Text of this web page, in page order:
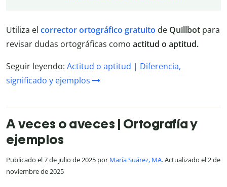
Utiliza el corrector ortográfico gratuito de Quillbot para
revisar dudas ortográficas como actitud o aptitud.
Seguir leyendo: Actitud o aptitud | Diferencia,
significado y ejemplos
A veces o aveces | Ortografía y
ejemplos
Publicado el 7 de julio de 2025 por María Suárez, MA. Actualizado el 2 de
noviembre de 2025